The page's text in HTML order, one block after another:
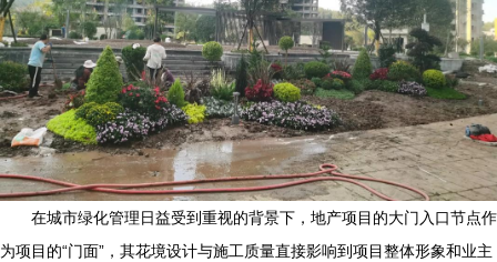
在城市绿化管理日益受到重视的背景下，地产项目的大门入口节点作
为项目的“门面”，其花境设计与施工质量直接影响到项目整体形象和业主